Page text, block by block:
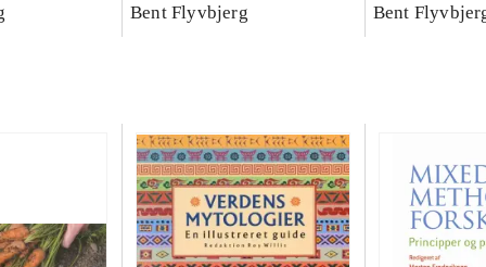
videnskab. Bind 1
Bent Flyvbjerg
studie af
Bent